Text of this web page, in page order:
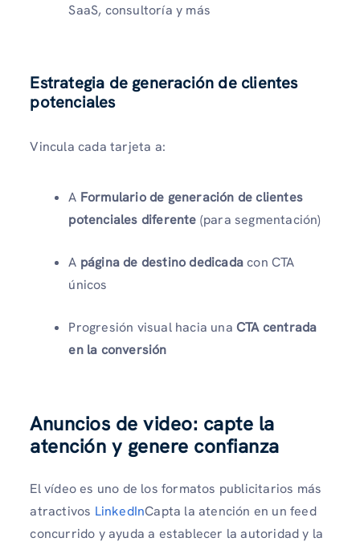
SaaS, consultoría y más
Estrategia de generación de clientes
potenciales
Vincula cada tarjeta a:
A Formulario de generación de clientes
potenciales diferente (para segmentación)
A página de destino dedicadacon CTA
únicos
Progresión visual hacia una CTA centrada
en la conversión
Anuncios de video: capte la
atención y genere confianza
El vídeo es uno de los formatos publicitarios más
atractivos LinkedInCapta la atención en un feed
concurrido y ayuda a establecer la autoridad y la